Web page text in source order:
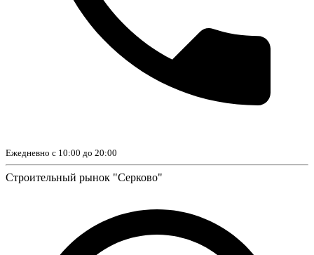
Ежедневно с 10:00 до 20:00
Строительный рынок "Серково"